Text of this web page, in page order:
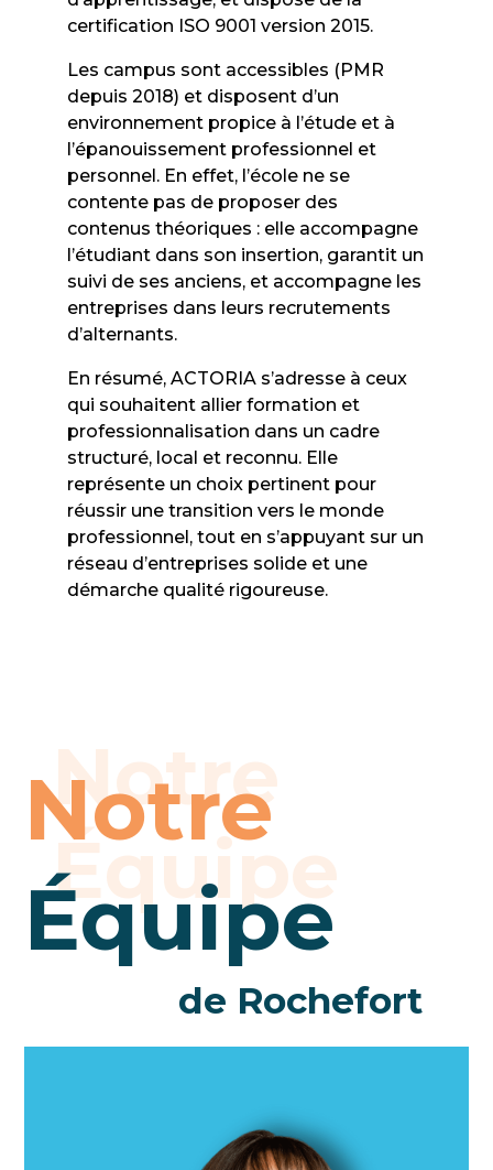
certification ISO 9001 version 2015.
Les campus sont accessibles (PMR
depuis 2018) et disposent d’un
environnement propice à l’étude et à
l’épanouissement professionnel et
personnel. En effet, l’école ne se
contente pas de proposer des
contenus théoriques : elle accompagne
l’étudiant dans son insertion, garantit un
suivi de ses anciens, et accompagne les
entreprises dans leurs recrutements
d’alternants.
En résumé, ACTORIA s’adresse à ceux
qui souhaitent allier formation et
professionnalisation dans un cadre
structuré, local et reconnu. Elle
représente un choix pertinent pour
réussir une transition vers le monde
professionnel, tout en s’appuyant sur un
réseau d’entreprises solide et une
démarche qualité rigoureuse.
Notre
Équipe
de Rochefort